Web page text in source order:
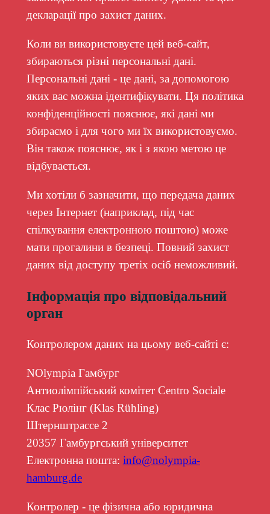
декларації про захист даних.
Коли ви використовуєте цей веб-сайт,
збираються різні персональні дані.
Персональні дані - це дані, за допомогою
яких вас можна ідентифікувати. Ця політика
конфіденційності пояснює, які дані ми
збираємо і для чого ми їх використовуємо.
Він також пояснює, як і з якою метою це
відбувається.
Ми хотіли б зазначити, що передача даних
через Інтернет (наприклад, під час
спілкування електронною поштою) може
мати прогалини в безпеці. Повний захист
даних від доступу третіх осіб неможливий.
Інформація про відповідальний
орган
Контролером даних на цьому веб-сайті є:
NOlympia Гамбург
Антиолімпійський комітет Centro Sociale
Клас Рюлінг (Klas Rühling)
Штернштрассе 2
20357 Гамбургський університет
Електронна пошта: info@nolympia-
hamburg.de
Контролер - це фізична або юридична